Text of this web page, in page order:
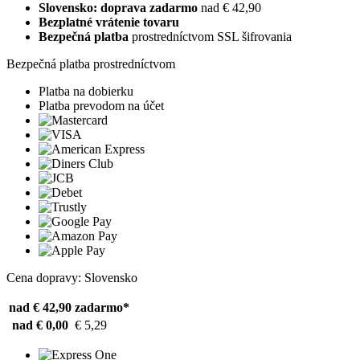
Slovensko: doprava zadarmo nad € 42,90
Bezplatné vrátenie tovaru
Bezpečná platba prostredníctvom SSL šifrovania
Bezpečná platba prostredníctvom
Platba na dobierku
Platba prevodom na účet
Cena dopravy: Slovensko
nad € 42,90 zadarmo*
nad € 0,00 € 5,29